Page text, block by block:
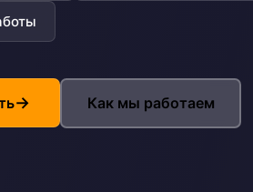
Как мы работаем